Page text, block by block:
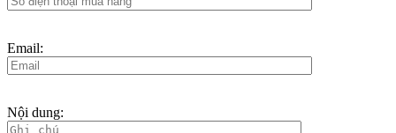
Email:
Nội dung: